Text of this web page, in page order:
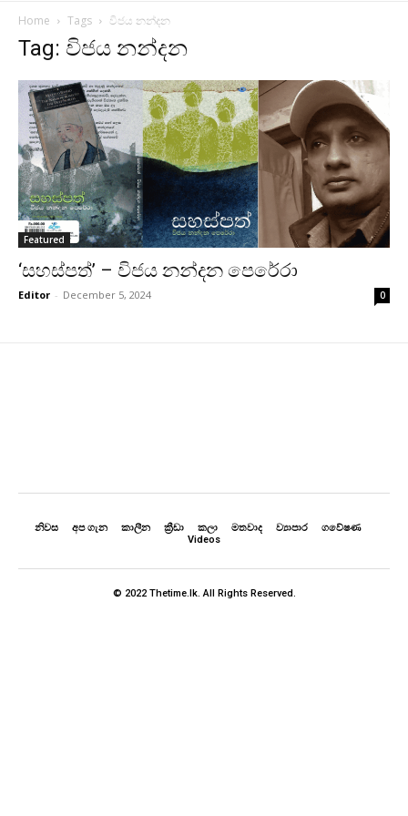
Home Tags විජය නන්දන
Tag: විජය නන්දන
Featured
‘සහස්පත්’ – විජය නන්දන පෙරේරා
Editor - December 5, 2024 0
නිවස අප ගැන කාලීන ක්‍රීඩා කලා මතවාද ව්‍යාපාර
ගවේෂණ
Videos
© 2022 Thetime.lk. All Rights Reserved.